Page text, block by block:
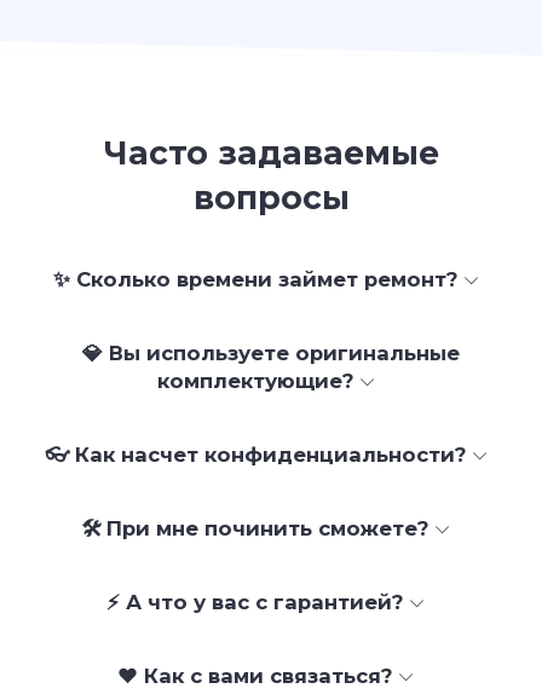
Часто задаваемые
вопросы
✨ Сколько времени займет ремонт?
💎 Вы используете оригинальные
комплектующие?
👓 Как насчет конфиденциальности?
🛠 При мне починить сможете?
⚡ А что у вас с гарантией?
❤️ Как с вами связаться?